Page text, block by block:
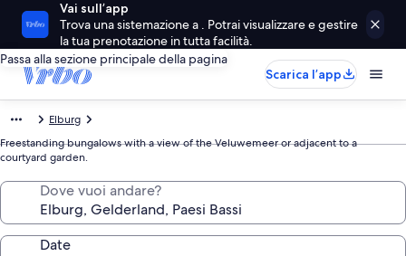
Vai sull’app
Trova una sistemazione a . Potrai visualizzare e gestire
la tua prenotazione in tutta facilità.
Passa alla sezione principale della pagina
Scarica l’app
Elburg
Freestanding bungalows with a view of the Veluwemeer or adjacent to a
courtyard garden.
Dove vuoi andare?
Date